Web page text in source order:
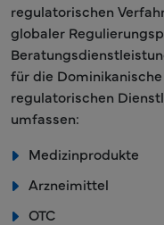
regulatorischen
globaler
für die
regulatorischen
umfassen:
Medizinprodukte
Arzneimittel
OTC